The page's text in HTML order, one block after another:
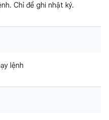
Chỉ để ghi nhật ký.
lệnh